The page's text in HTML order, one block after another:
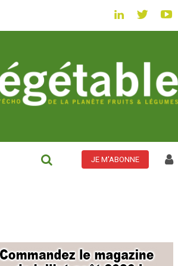
JE M'ABONNE